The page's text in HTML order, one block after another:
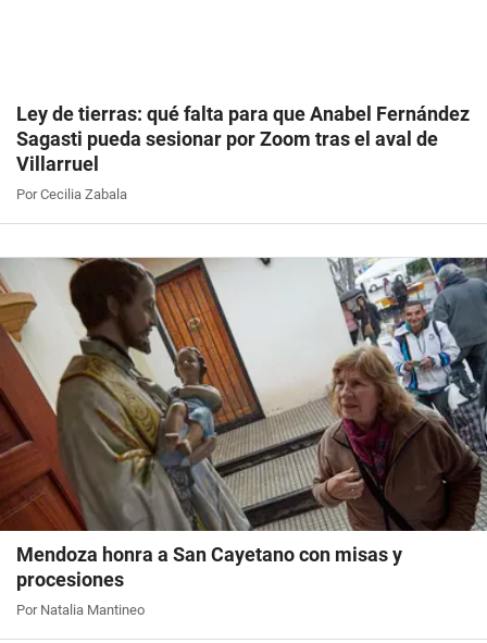
Ley de tierras: qué falta para que Anabel Fernández
Sagasti pueda sesionar por Zoom tras el aval de
Villarruel
Por Cecilia Zabala
Mendoza honra a San Cayetano con misas y
procesiones
Por Natalia Mantineo